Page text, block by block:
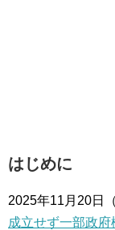
はじめに
2025年11月20日
成立せず一部政